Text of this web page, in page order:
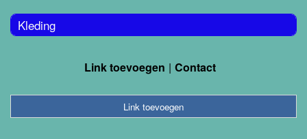
Kleding
Link toevoegen Contact
Link toevoegen